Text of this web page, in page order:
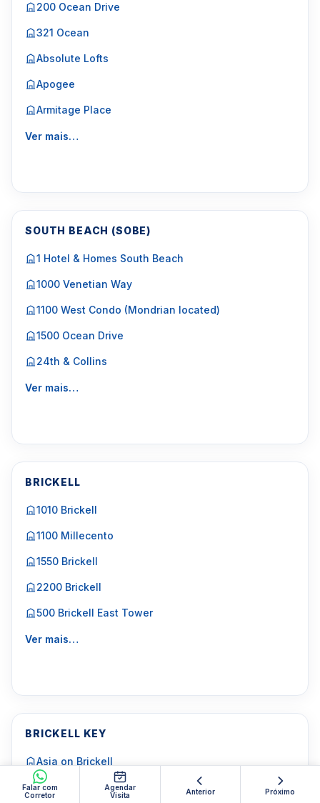
Falar com
Corretor
Agendar
Visita
Anterior Próximo
200 Ocean Drive
321 Ocean
Absolute Lofts
Apogee
Armitage Place
Ver mais…
SOUTH BEACH (SOBE)
1 Hotel & Homes South Beach
1000 Venetian Way
1100 West Condo (Mondrian located)
1500 Ocean Drive
24th & Collins
Ver mais…
BRICKELL
1010 Brickell
1100 Millecento
1550 Brickell
2200 Brickell
500 Brickell East Tower
Ver mais…
BRICKELL KEY
Asia on Brickell
Brickell Key One